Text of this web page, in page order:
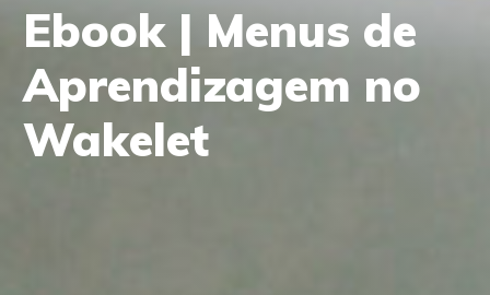
Ebook | Menus de
Aprendizagem no
Wakelet